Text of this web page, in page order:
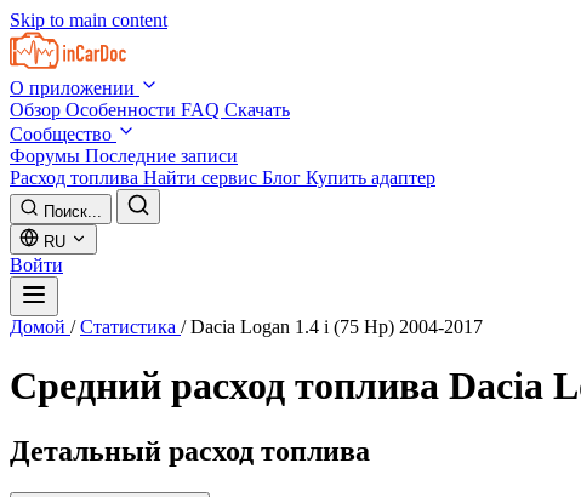
Skip to main content
О приложении
Обзор Особенности FAQ Скачать
Сообщество
Форумы Последние записи
Расход топлива Найти сервис Блог Купить адаптер
Поиск...
RU
Войти
Домой / Статистика / Dacia Logan 1.4 i (75 Hp) 2004-2017
Средний расход топлива Dacia
Детальный расход топлива